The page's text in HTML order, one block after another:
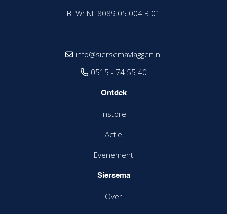
BTW: NL 8089.05.004.B.01
info@siersemavlaggen.nl
0515 - 74 55 40
Ontdek
Instore
Actie
Evenement
Siersema
Over